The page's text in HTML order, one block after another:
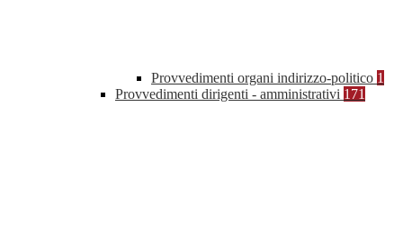
Provvedimenti organi indirizzo-politico 1
Provvedimenti dirigenti - amministrativi 171